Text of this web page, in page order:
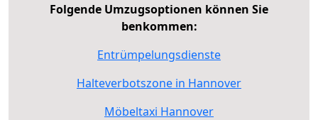
Folgende Umzugsoptionen können Sie
benkommen:
Entrümpelungsdienste
Halteverbotszone in Hannover
Möbeltaxi Hannover